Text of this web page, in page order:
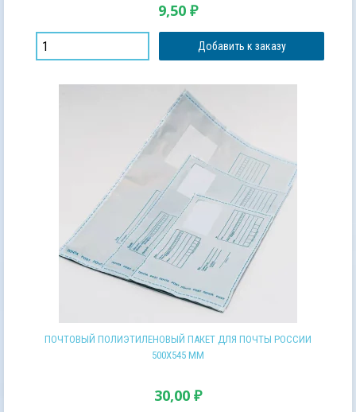
9,50 ₽
Добавить к заказу
ПОЧТОВЫЙ ПОЛИЭТИЛЕНОВЫЙ ПАКЕТ ДЛЯ ПОЧТЫ РОССИИ
500Х545 ММ
30,00 ₽